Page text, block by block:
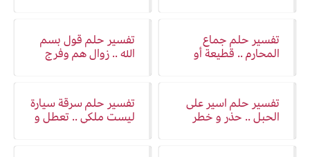
تفسير حلم جماع
المحارم .. قطيعة أو
تفسير حلم قول بسم
الله .. زوال هم وفرج
تفسير حلم اسير على
الحبل .. حذر و خطر
تفسير حلم سرقة سيارة
ليست ملكي .. تعطل و